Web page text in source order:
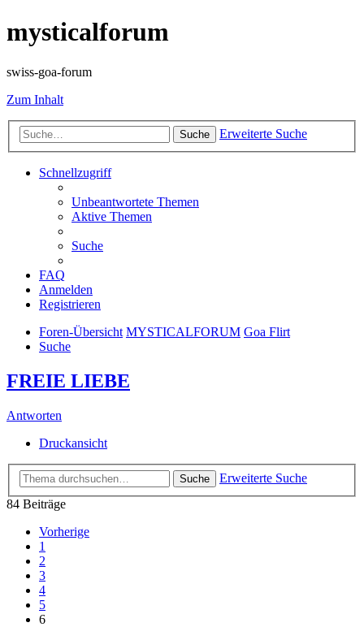
mysticalforum
swiss-goa-forum
Zum Inhalt
Suche Erweiterte Suche
Schnellzugriff
Unbeantwortete Themen
Aktive Themen
Suche
FAQ
Anmelden
Registrieren
Foren-Übersicht MYSTICALFORUM Goa Flirt
Suche
FREIE LIEBE
Antworten
Druckansicht
Suche
Erweiterte Suche
84 Beiträge
Vorherige
1
2
3
4
5
6